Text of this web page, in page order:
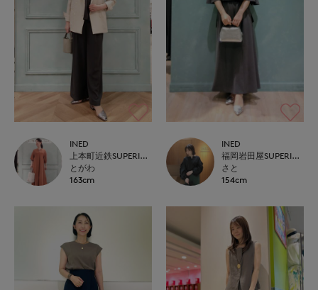
INED
上本町近鉄SUPERIORCLOSET
とがわ
163cm
INED
福岡岩田屋SUPERIOR CLOSET
さと
154cm